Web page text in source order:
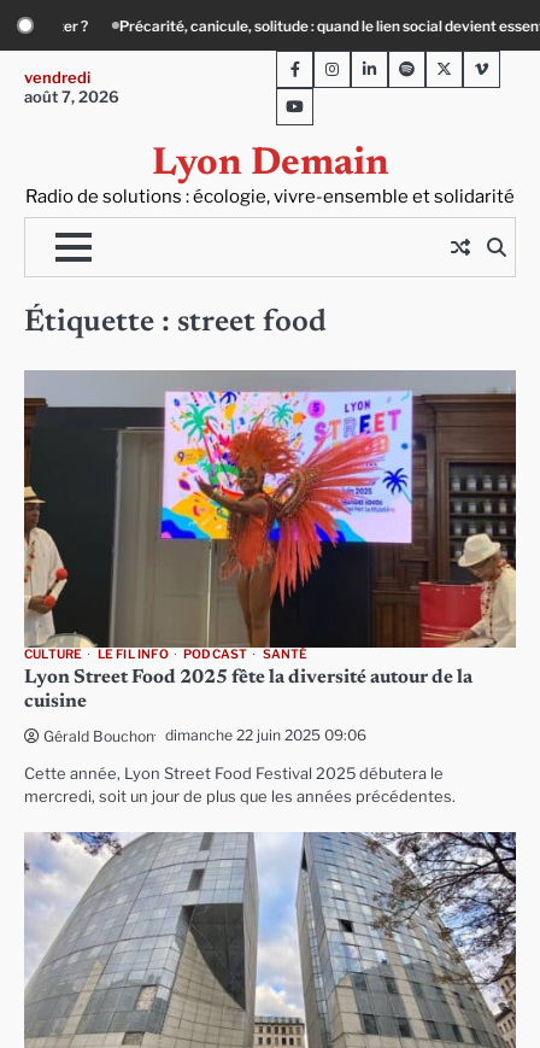
Skip
content
le lien social devient essentiel « Ça chauffe » : des acteurs du batiment
vendredi
août 7, 2026
Lyon Demain
Radio de solutions : écologie, vivre-ensemble et solidarité
FacebookInstagram
LinkedInSpotifyTwitterViméo
Youtube
Étiquette : street food
CULTURE LE FIL INFO PODCAST SANTÉ
Lyon Street Food 2025 fête la diversité autour de la
cuisine
Gérald Bouchon dimanche 22 juin 2025 09:06
Cette année, Lyon Street Food Festival 2025 débutera le
mercredi, soit un jour de plus que les années précédentes.